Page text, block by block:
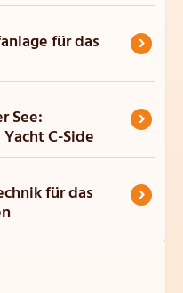
für das ›
See:
C-Side ›
für das ›